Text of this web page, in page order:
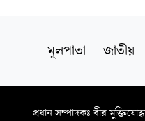
মূলপাতা জাতীয়
প্রধান সম্পাদকঃ বীর